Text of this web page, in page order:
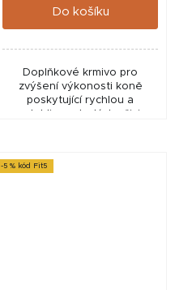
Do košíku
Doplňkové krmivo pro
zvýšení výkonosti koně
poskytující rychlou a
-5 % kód Fit5